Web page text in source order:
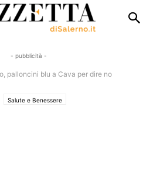
- pubblicità -
palloncini blu a Cava per dire no
Salute e Benessere